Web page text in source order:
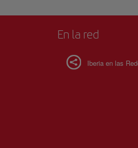
En la red
Iberia en las